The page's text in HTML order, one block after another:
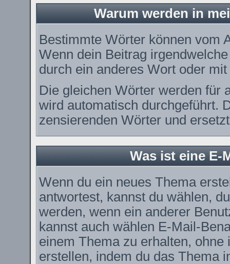
Warum werden in
Bestimmte Wörter können vom
Wenn dein Beitrag
durch ein anderes Wort oder
Die gleichen Wörter werden für
wird automatisch durchgeführt.
zensierenden Wörter und
Was ist eine
Wenn du ein neues Thema
antwortest, kannst du wählen,
werden, wenn ein anderer
kannst auch wählen E-Mail-
einem Thema zu erhalten,
erstellen, indem du das Thema